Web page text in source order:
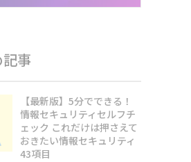
事
【最新版】5分でできる！
情報セキュリティセルフチ
ェック これだけは押さえて
おきたい情報セキュリティ
43項目